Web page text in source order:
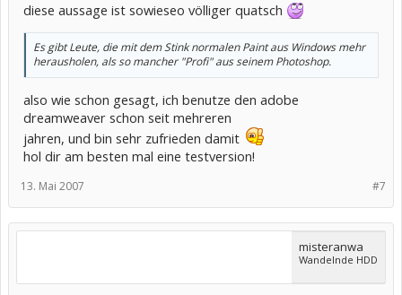
diese aussage ist sowieseo völliger quatsch
Es gibt Leute, die mit dem Stink normalen Paint aus Windows mehr
herausholen, als so mancher "Profi" aus seinem Photoshop.
also wie schon gesagt, ich benutze den adobe
dreamweaver schon seit mehreren
jahren, und bin sehr zufrieden damit
hol dir am besten mal eine testversion!
#7
13. Mai 2007
misteranwa
Wandelnde HDD